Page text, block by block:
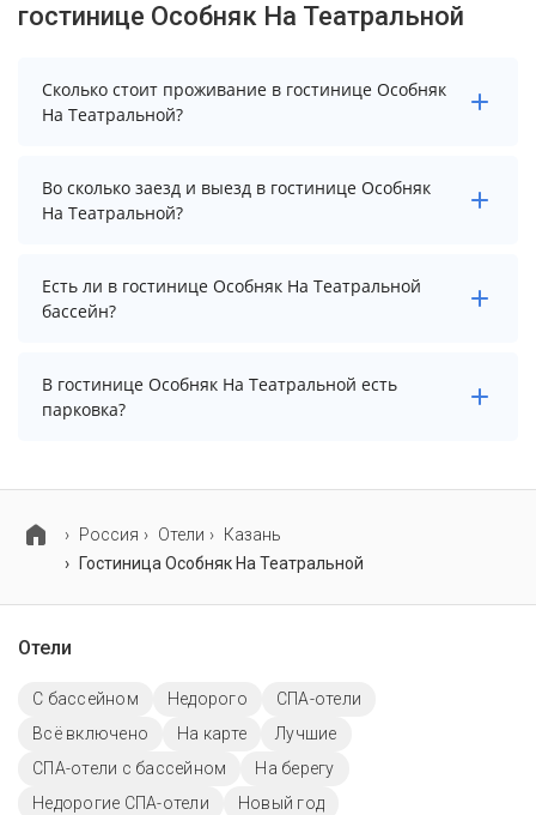
гостинице Особняк На Театральной
Сколько стоит проживание в гостинице Особняк
На Театральной?
Стоимость проживания в гостинице Особняк На
Театральной начинается от 8071 рублей. Чтобы
увидеть актуальные цены на проживание, выберите
Во сколько заезд и выезд в гостинице Особняк
На Театральной?
Заезд возможен после 14:00, а выезд необходимо
осуществить до 12:00.
Есть ли в гостинице Особняк На Театральной
бассейн?
В гостинице Особняк На Театральной нет бассейна.
В гостинице Особняк На Театральной есть
парковка?
менеджера, возможно, услуга оплачивается отдельно.
Россия Отели
Казань
Гостиница Особняк На Театральной
Отели
C бассейном Недорого
СПА-отели
Всё включено
На карте
Лучшие
СПА-отели с бассейном
На берегу
Недорогие СПА-отели
Новый год